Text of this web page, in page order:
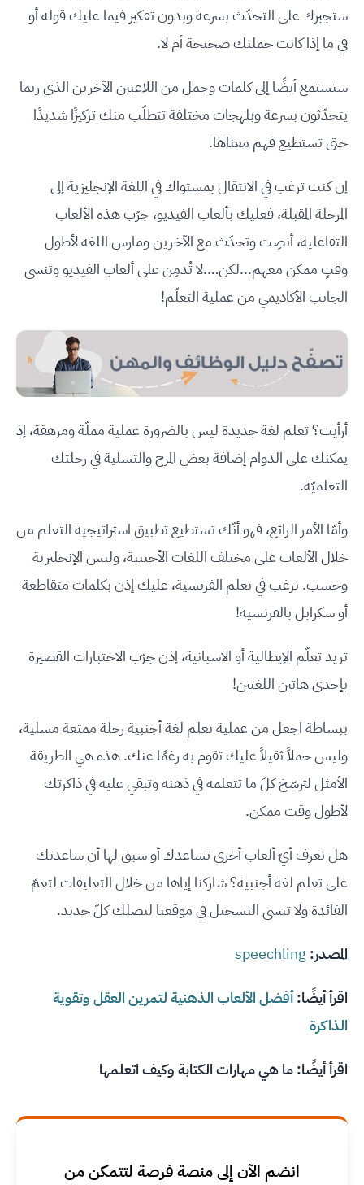
ستجبرك على التحدّث بسرعة وبدون تفكير فيما عليك قوله أو
في ما إذا كانت جملتك صحيحة أم لا.
ستستمع أيضًا إلى كلمات وجمل من اللاعبين الآخرين الذي ربما
يتحدّثون بسرعة وبلهجات مختلفة تتطلّب منك تركيزًا شديدًا
حتى تستطيع فهم معناها.
إن كنت ترغب في الانتقال بمستواك في اللغة الإنجليزية إلى
المرحلة المقبلة، فعليك بألعاب الفيديو، جرّب هذه الألعاب
التفاعلية، أنصِت وتحدّث مع الآخرين ومارس اللغة لأطول
وقتٍ ممكن معهم...لكن….لا تُدمِن على ألعاب الفيديو وتنسى
الجانب الأكاديمي من عملية التعلّم!
أرأيت؟ تعلم لغة جديدة ليس بالضرورة عملية مملّة ومرهقة، إذ
يمكنك على الدوام إضافة بعض المرح والتسلية في رحلتك
التعلميّة.
وأمّا الأمر الرائع، فهو أنّك تستطيع تطبيق استراتيجية التعلم من
خلال الألعاب على مختلف اللغات الأجنبية، وليس الإنجليزية
وحسب. ترغب في تعلم الفرنسية، عليك إذن بكلمات متقاطعة
أو سكرابل بالفرنسية!
تريد تعلّم الإيطالية أو الاسبانية، إذن جرّب الاختبارات القصيرة
بإحدى هاتين اللغتين!
ببساطة اجعل من عملية تعلم لغة أجنبية رحلة ممتعة مسلية،
وليس حملاً ثقيلاً عليك تقوم به رغمًا عنك. هذه هي الطريقة
الأمثل لترسّخ كلّ ما تتعلمه في ذهنه وتبقي عليه في ذاكرتك
لأطول وقت ممكن.
هل تعرف أيّ ألعاب أخرى تساعدك أو سبق لها أن ساعدتك
على تعلم لغة أجنبية؟ شاركنا إياها من خلال التعليقات لتعمّ
الفائدة ولا تنسى التسجيل في موقعنا ليصلك كلّ جديد.
المصدر:speechling
اقرأ أيضًا:أفضل الألعاب الذهنية لتمرين العقل وتقوية
الذاكرة
اقرأ أيضًا:ما هي مهارات الكتابة وكيف اتعلمها
انضم الآن إلى منصة فرصة لتتمكن من